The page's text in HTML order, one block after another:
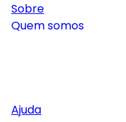
Sobre
Quem somos
Ajuda